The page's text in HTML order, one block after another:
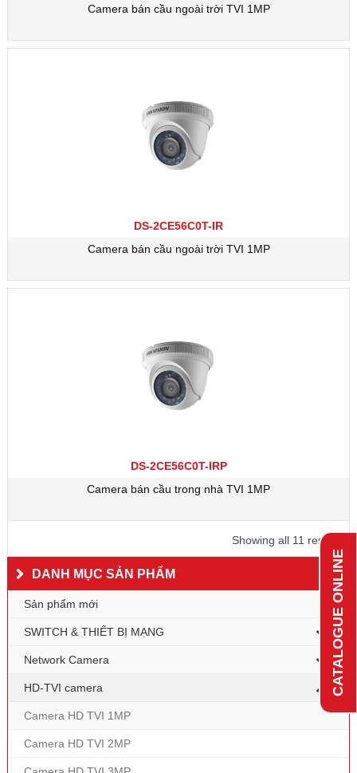
CATALOGUE ONLINE
Camera bán cầu ngoài trời TVI 1MP
DS-2CE56C0T-IR
Camera bán cầu ngoài trời TVI 1MP
DS-2CE56C0T-IRP
Camera bán cầu trong nhà TVI 1MP
Showing all 11 results
DANH MỤC SẢN PHẨM
Sản phẩm mới
SWITCH & THIẾT BỊ MẠNG
Network Camera
HD-TVI camera
Camera HD TVI 1MP
Camera HD TVI 2MP